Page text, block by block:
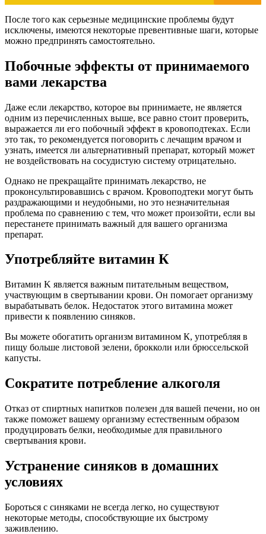
После того как серьезные медицинские проблемы будут
исключены, имеются некоторые превентивные шаги, которые
можно предпринять самостоятельно.
Побочные эффекты от принимаемого
вами лекарства
Даже если лекарство, которое вы принимаете, не является
одним из перечисленных выше, все равно стоит проверить,
выражается ли его побочный эффект в кровоподтеках. Если
это так, то рекомендуется поговорить с лечащим врачом и
узнать, имеется ли альтернативный препарат, который может
не воздействовать на сосудистую систему отрицательно.
Однако не прекращайте принимать лекарство, не
проконсультировавшись с врачом. Кровоподтеки могут быть
раздражающими и неудобными, но это незначительная
проблема по сравнению с тем, что может произойти, если вы
перестанете принимать важный для вашего организма
препарат.
Употребляйте витамин К
Витамин K является важным питательным веществом,
участвующим в свертывании крови. Он помогает организму
вырабатывать белок. Недостаток этого витамина может
привести к появлению синяков.
Вы можете обогатить организм витамином К, употребляя в
пищу больше листовой зелени, брокколи или брюссельской
капусты.
Сократите потребление алкоголя
Отказ от спиртных напитков полезен для вашей печени, но он
также поможет вашему организму естественным образом
продуцировать белки, необходимые для правильного
свертывания крови.
Устранение синяков в домашних
условиях
Бороться с синяками не всегда легко, но существуют
некоторые методы, способствующие их быстрому
заживлению.